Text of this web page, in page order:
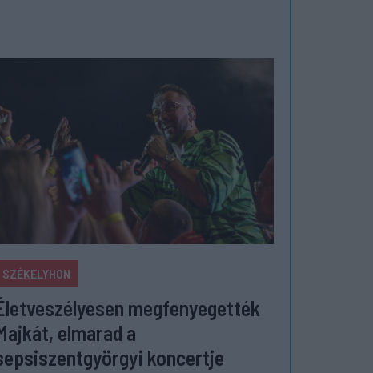
SZÉKELYHON
megfenyegették
elmarad a
koncertje